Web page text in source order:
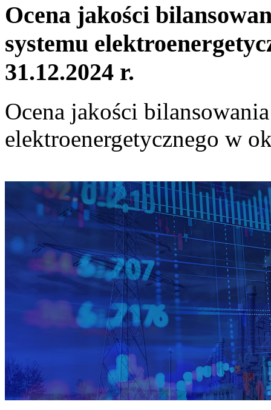
Ocena jakości
systemu
31.12.2024 r.
Ocena jakości
elektroenergetycznego w